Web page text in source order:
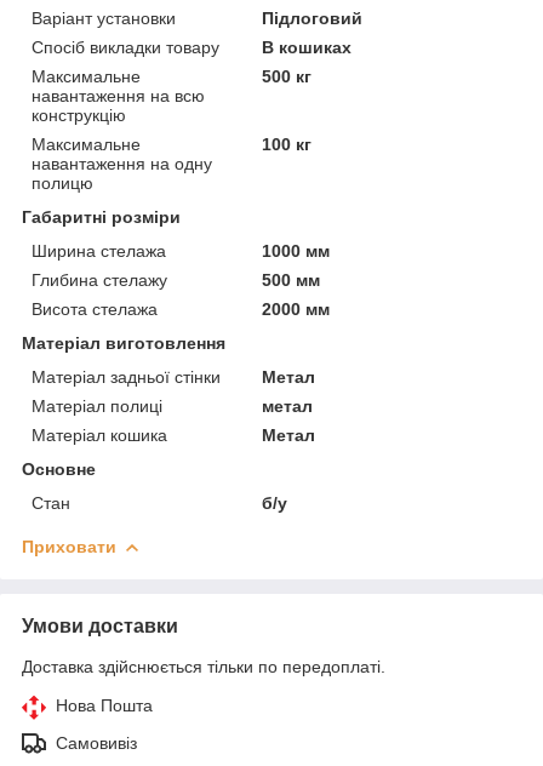
Варіант установки
Підлоговий
Спосіб викладки товару
В кошиках
Максимальне
навантаження на всю
конструкцію
500 кг
Максимальне
навантаження на одну
полицю
100 кг
Габаритні розміри
Ширина стелажа
1000 мм
Глибина стелажу
500 мм
Висота стелажа
2000 мм
Матеріал виготовлення
Матеріал задньої стінки
Метал
Матеріал полиці
метал
Матеріал кошика
Метал
Основне
Стан
б/у
Приховати
Умови доставки
Доставка здійснюється тільки по передоплаті.
Нова Пошта
Самовивіз